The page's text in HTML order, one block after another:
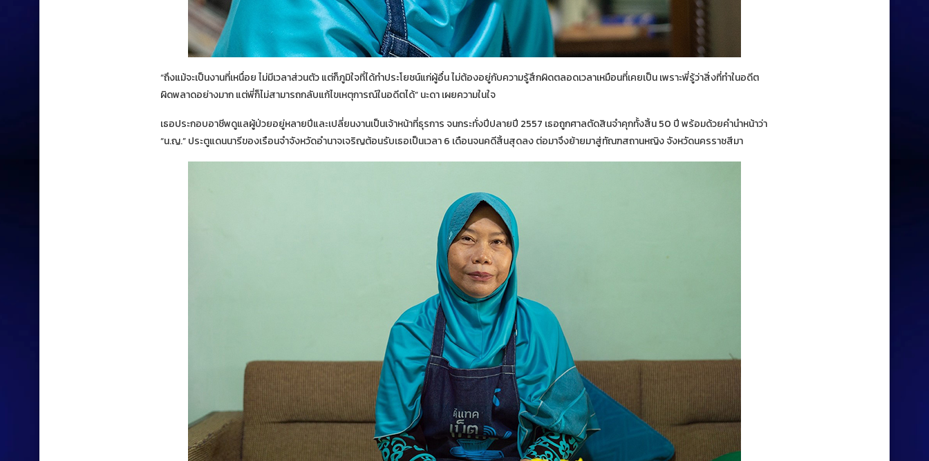
“ถึงแม้จะเป็นงานที่เหนื่อย ไม่มีเวลาส่วนตัว แต่ก็ภูมิใจที่ได้ทำประโยชน์แก่ผู้อื่น ไม่ต้องอยู่กับความรู้สึกผิดตลอดเวลาเหมือนที่เคยเป็น เพราะพี่รู้ว่าสิ่งที่ทำในอดีต
ผิดพลาดอย่างมาก แต่พี่ก็ไม่สามารถกลับแก้ไขเหตุการณ์ในอดีตได้” นะดา เผยความในใจ
เธอประกอบอาชีพดูแลผู้ป่วยอยู่หลายปีและเปลี่ยนงานเป็นเจ้าหน้าที่ธุรการ จนกระทั่งปีปลายปี 2557 เธอถูกศาลตัดสินจำคุกทั้งสิ้น 50 ปี พร้อมด้วยคำนำหน้าว่า
“น.ญ.” ประตูแดนนารีของเรือนจำจังหวัดอำนาจเจริญต้อนรับเธอเป็นเวลา 6 เดือนจนคดีสิ้นสุดลง ต่อมาจึงย้ายมาสู่ทัณฑสถานหญิง จังหวัดนครราชสีมา